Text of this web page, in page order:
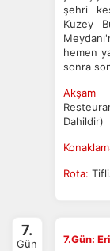
devre dışı
İstatistik
Ziyaretçilerin
şehri
Kuzey
hemen
sonra
Akşam
Dahildir)
Rota:
7.
Gün
7.Gün: